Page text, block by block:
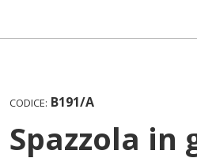
CODICE: B191/A
Spazzola